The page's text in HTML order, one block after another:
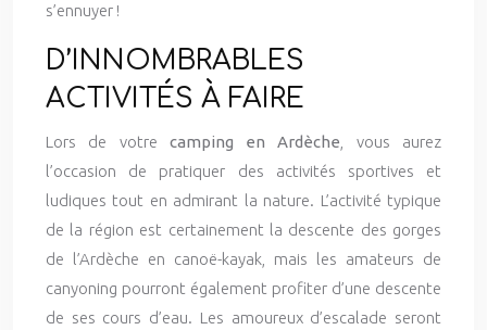
s’ennuyer !
D’INNOMBRABLES
ACTIVITÉS À FAIRE
Lors de votre camping en Ardèche , vous aurez
l’occasion de pratiquer des activités sportives et
ludiques tout en admirant la nature. L’activité typique
de la région est certainement la descente des gorges
de l’Ardèche en canoë-kayak, mais les amateurs de
canyoning pourront également profiter d’une descente
de ses cours d’eau. Les amoureux d’escalade seront